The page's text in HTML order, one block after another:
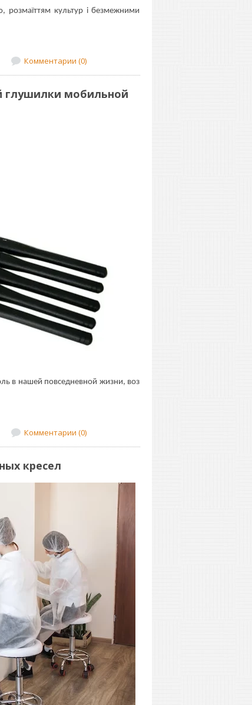
розмаїттям культур і безмежними
Комментарии (0)
глушилки мобильной
в нашей повседневной жизни, воз
Комментарии (0)
кресел